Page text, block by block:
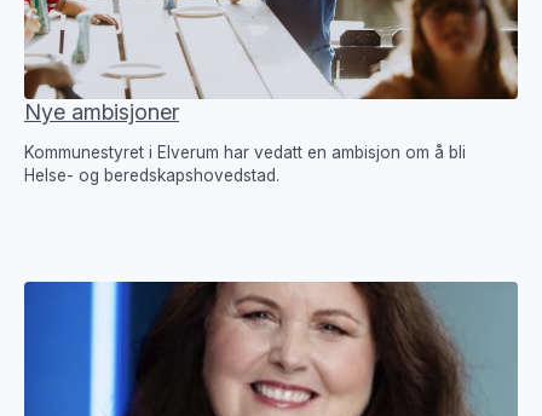
Nye ambisjoner
Kommunestyret i Elverum har vedatt en ambisjon om å bli
Helse- og beredskapshovedstad.